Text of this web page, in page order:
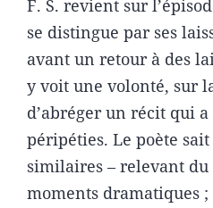
F. S. revient sur
se distingue par ses
avant un retour à des
y voit une volonté, sur
d’abréger un récit qui
péripéties. Le poète sait
similaires – relevant
moments dramatiques